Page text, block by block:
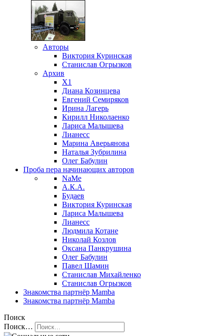
Авторы
Виктория Куринская
Станислав Огрызков
Архив
X1
Диана Козинцева
Евгений Семиряков
Ирина Лагерь
Кирилл Николаенко
Лариса Малышева
Лианесс
Марина Аверьянова
Наталья Зубрилина
Олег Бабулин
Проба пера начинающих авторов
NaMe
А.К.А.
Будаев
Виктория Куринская
Лариса Малышева
Лианесс
Людмила Котане
Николай Козлов
Оксана Панкрушина
Олег Бабулин
Павел Шамин
Станислав Михайленко
Станислав Огрызков
Знакомства партнёр Mamba
Знакомства партнёр Mamba
Поиск
Поиск…